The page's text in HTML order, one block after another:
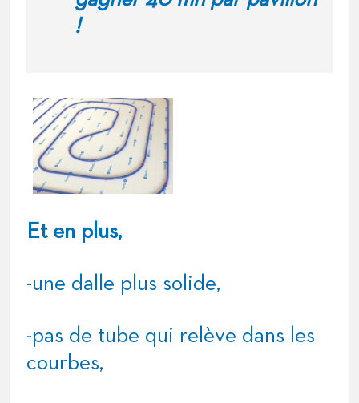
!
Et en plus,
-une dalle plus solide,
-pas de tube qui relève dans les
courbes,